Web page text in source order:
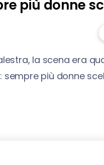
più donne
la scena era
più donne